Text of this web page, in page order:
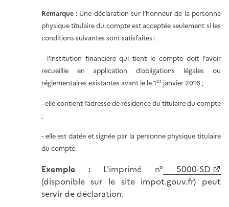
Remarque : Une déclaration sur l’honneur de la personne
physique titulaire du compte est acceptée seulement si les
conditions suivantes sont satisfaites :
- l'institution financière qui tient le compte doit l'avoir
recueillie en application d’obligations légales ou
réglementaires existantes avant le le 1erjanvier 2016 ;
- elle contient l’adresse de résidence du titulaire du compte
;
- elle est datée et signée par la personne physique titulaire
du compte.
Exemple :L'imprimé n° 5000-SD
(disponible sur le site impot.gouv.fr) peut
servir de déclaration.